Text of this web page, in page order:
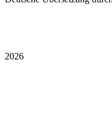
2026